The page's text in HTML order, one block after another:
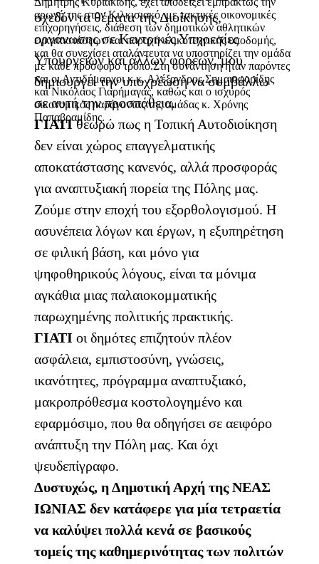
αρωγή της στον Κιλκισιακό, με τακτικές οικονομικές
επιχορηγήσεις, διάθεση των δημοτικών αθλητικών
εγκαταστάσεων και παροχή υλικοτεχνικής υποδομής,
και θα συνεχίσει αταλάντευτα να υποστηρίζει την ομάδα
με κάθε πρόσφορο τρόπο.Στη συνάντηση ήταν παρόντες
και οι Αντιδήμαρχοι κ.κ. Αλέξανδρος Σημαιοφορίδης
και Νικόλαος Γιαρήμαγας, καθώς και ο ισχυρός
οικονομικός παράγοντας της ομάδας κ. Χρόνης
Παπαβραμίδης.
σχεδόν τα θέματα της Διοίκησης,
οργάνωσης σε Κεντρικές Υπηρεσίες
Υπουργείων και άλλων φορέων, μου
δημιουργεί την υποχρέωση να συμβάλλω
σε αυτή την προσπάθεια.
ΓΙΑΤΙθεωρώ πως η Τοπική Αυτοδιοίκηση
δεν είναι χώρος επαγγελματικής
αποκατάστασης κανενός, αλλά προσφοράς
για αναπτυξιακή πορεία της Πόλης μας.
Ζούμε στην εποχή του εξορθολογισμού. Η
ασυνέπεια λόγων και έργων, η εξυπηρέτηση
σε φιλική βάση, και μόνο για
ψηφοθηρικούς λόγους, είναι τα μόνιμα
αγκάθια μιας παλαιοκομματικής
παρωχημένης πολιτικής πρακτικής.
ΓΙΑΤΙ οι δημότες επιζητούν πλέον
ασφάλεια, εμπιστοσύνη, γνώσεις,
ικανότητες, πρόγραμμα αναπτυξιακό,
μακροπρόθεσμα κοστολογημένο και
εφαρμόσιμο, που θα οδηγήσει σε αειφόρο
ανάπτυξη την Πόλη μας. Και όχι
ψευδεπίγραφο.
Δυστυχώς, η Δημοτική Αρχή της ΝΕΑΣ
ΙΩΝΙΑΣ δεν κατάφερε για μία τετραετία
να καλύψει πολλά κενά σε βασικούς
τομείς της καθημερινότητας των πολιτών